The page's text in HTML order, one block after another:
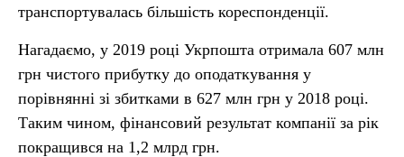
транспортувалась більшість кореспонденції.
Нагадаємо, у 2019 році Укрпошта отримала 607 млн
грн чистого прибутку до оподаткування у
порівнянні зі збитками в 627 млн грн у 2018 році.
Таким чином, фінансовий результат компанії за рік
покращився на 1,2 млрд грн.